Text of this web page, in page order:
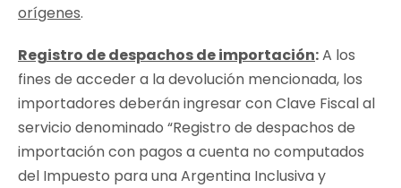
orígenes.
Registro de despachos de importación:A los
fines de acceder a la devolución mencionada, los
importadores deberán ingresar con Clave Fiscal al
servicio denominado “Registro de despachos de
importación con pagos a cuenta no computados
del Impuesto para una Argentina Inclusiva y